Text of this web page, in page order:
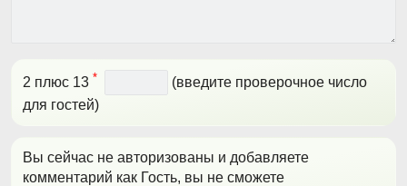
2 плюс 13 *
(введите проверочное число
для гостей)
Вы сейчас не авторизованы и добавляете
комментарий как Гость, вы не сможете